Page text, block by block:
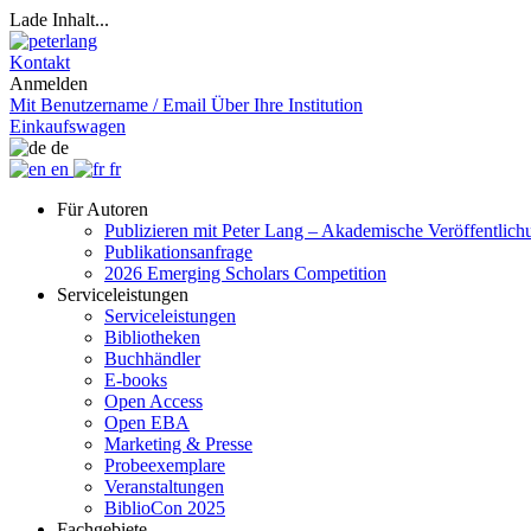
Lade Inhalt...
Kontakt
Anmelden
Mit Benutzername / Email Über Ihre Institution
Einkaufswagen
de
en
fr
Für Autoren
Publizieren mit Peter Lang – Akademische
Publikationsanfrage
2026 Emerging Scholars Competition
Serviceleistungen
Serviceleistungen
Bibliotheken
Buchhändler
E-books
Open Access
Open EBA
Marketing & Presse
Probeexemplare
Veranstaltungen
BiblioCon 2025